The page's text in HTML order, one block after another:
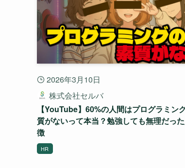
2026年3月10日
株式会社セルバ
【YouTube】60%の人間はプログラミン
質がないって本当？勉強しても無理だっ
徴
HR